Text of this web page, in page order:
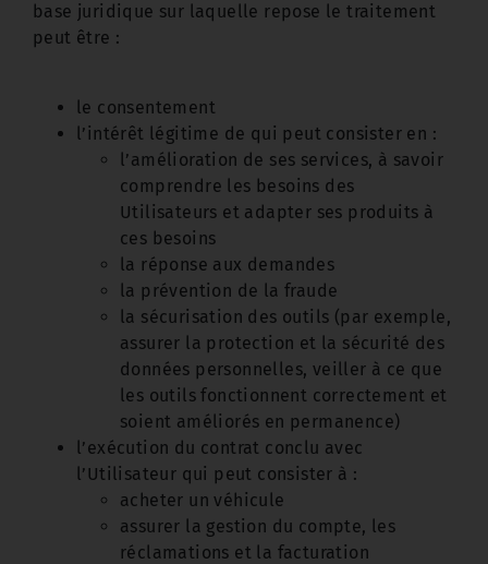
base juridique sur laquelle repose le traitement
peut être :
le consentement
l’intérêt légitime de qui peut consister en :
l’amélioration de ses services, à savoir
comprendre les besoins des
Utilisateurs et adapter ses produits à
ces besoins
la réponse aux demandes
la prévention de la fraude
la sécurisation des outils (par exemple,
assurer la protection et la sécurité des
données personnelles, veiller à ce que
les outils fonctionnent correctement et
soient améliorés en permanence)
l’exécution du contrat conclu avec
l’Utilisateur qui peut consister à :
acheter un véhicule
assurer la gestion du compte, les
réclamations et la facturation